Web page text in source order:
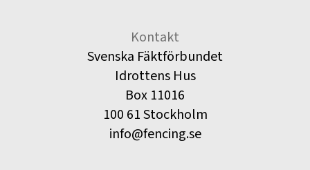
Kontakt
Svenska Fäktförbundet
Idrottens Hus
Box 11016
100 61 Stockholm
info@fencing.se